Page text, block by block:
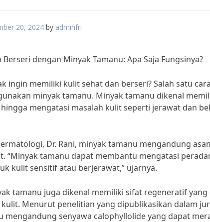
20, 2024 by adminfri
Berseri dengan Minyak Tamanu: Apa Saja Fungsinya?
ingin memiliki kulit sehat dan berseri? Salah satu
minyak tamanu. Minyak tamanu dikenal
mengatasi masalah kulit seperti jerawat dan
Dr. Rani, minyak tamanu mengandung
“Minyak tamanu dapat membantu mengatasi
kulit sensitif atau berjerawat,” ujarnya.
tamanu juga dikenal memiliki sifat regeneratif
Menurut penelitian yang dipublikasikan dalam
mengandung senyawa calophyllolide yang dapat